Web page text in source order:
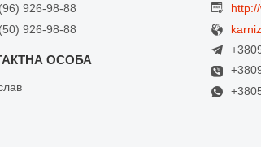
926-98-88
926-98-88